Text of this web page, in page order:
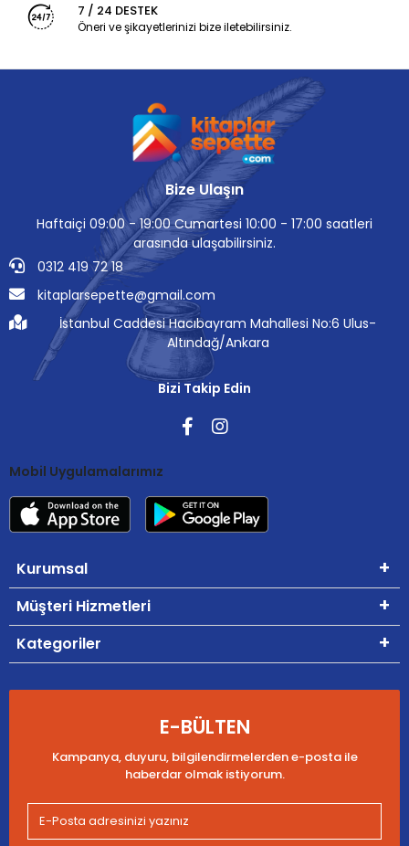
7 / 24 DESTEK
Öneri ve şikayetlerinizi bize iletebilirsiniz.
Bize Ulaşın
Haftaiçi 09:00 - 19:00 Cumartesi 10:00 - 17:00 saatleri
arasında ulaşabilirsiniz.
0312 419 72 18
kitaplarsepette@gmail.com
İstanbul Caddesi Hacıbayram Mahallesi No:6 Ulus-
Altındağ/Ankara
Bizi Takip Edin
Mobil Uygulamalarımız
Kurumsal
Müşteri Hizmetleri
Kategoriler
E-BÜLTEN
Kampanya, duyuru, bilgilendirmelerden e-posta ile
haberdar olmak istiyorum.